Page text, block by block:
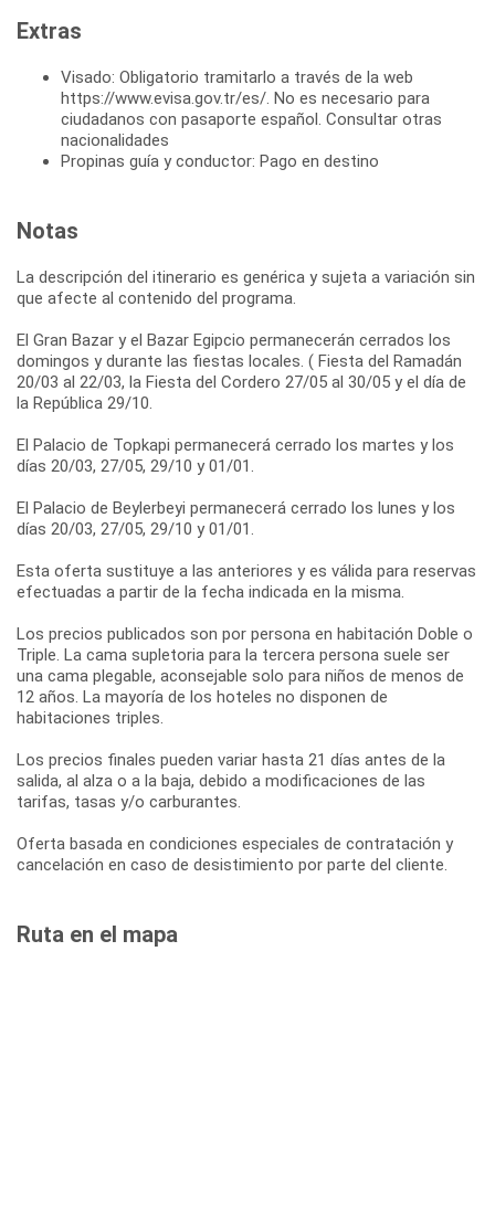
Extras
Visado: Obligatorio tramitarlo a través de la web
https://www.evisa.gov.tr/es/. No es necesario para
ciudadanos con pasaporte español. Consultar otras
nacionalidades
Propinas guía y conductor: Pago en destino
Notas
La descripción del itinerario es genérica y sujeta a variación sin
que afecte al contenido del programa.
El Gran Bazar y el Bazar Egipcio permanecerán cerrados los
domingos y durante las fiestas locales. ( Fiesta del Ramadán
20/03 al 22/03, la Fiesta del Cordero 27/05 al 30/05 y el día de
la República 29/10.
El Palacio de Topkapi permanecerá cerrado los martes y los
días 20/03, 27/05, 29/10 y 01/01.
El Palacio de Beylerbeyi permanecerá cerrado los lunes y los
días 20/03, 27/05, 29/10 y 01/01.
Esta oferta sustituye a las anteriores y es válida para reservas
efectuadas a partir de la fecha indicada en la misma.
Los precios publicados son por persona en habitación Doble o
Triple. La cama supletoria para la tercera persona suele ser
una cama plegable, aconsejable solo para niños de menos de
12 años. La mayoría de los hoteles no disponen de
habitaciones triples.
Los precios finales pueden variar hasta 21 días antes de la
salida, al alza o a la baja, debido a modificaciones de las
tarifas, tasas y/o carburantes.
Oferta basada en condiciones especiales de contratación y
cancelación en caso de desistimiento por parte del cliente.
Ruta en el mapa